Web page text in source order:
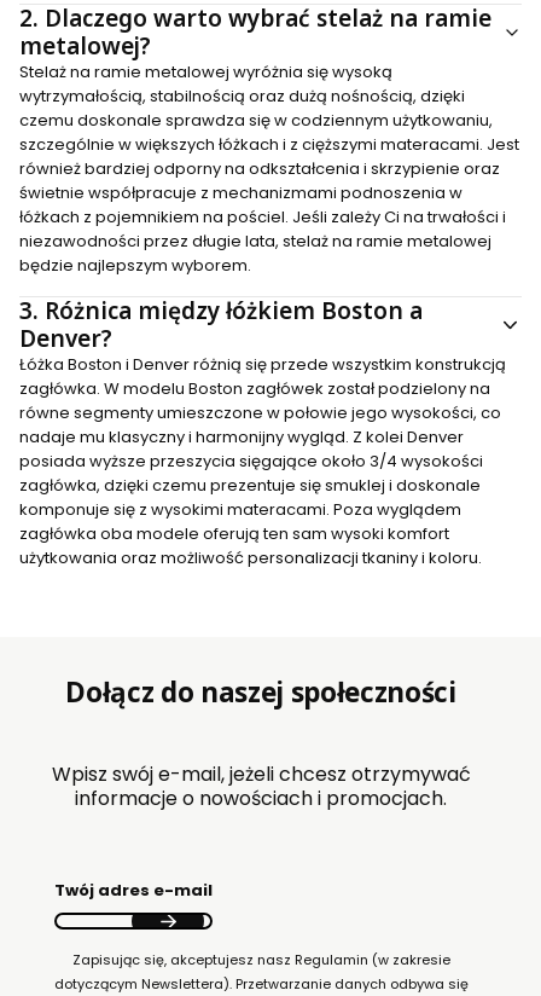
2. Dlaczego warto wybrać stelaż na ramie
metalowej?
Stelaż na ramie metalowej wyróżnia się wysoką
wytrzymałością, stabilnością oraz dużą nośnością, dzięki
czemu doskonale sprawdza się w codziennym użytkowaniu,
szczególnie w większych łóżkach i z cięższymi materacami. Jest
również bardziej odporny na odkształcenia i skrzypienie oraz
świetnie współpracuje z mechanizmami podnoszenia w
łóżkach z pojemnikiem na pościel. Jeśli zależy Ci na trwałości i
niezawodności przez długie lata, stelaż na ramie metalowej
będzie najlepszym wyborem.
3. Różnica między łóżkiem Boston a
Denver?
Łóżka Boston i Denver różnią się przede wszystkim konstrukcją
zagłówka. W modelu Boston zagłówek został podzielony na
równe segmenty umieszczone w połowie jego wysokości, co
nadaje mu klasyczny i harmonijny wygląd. Z kolei Denver
posiada wyższe przeszycia sięgające około 3/4 wysokości
zagłówka, dzięki czemu prezentuje się smuklej i doskonale
komponuje się z wysokimi materacami. Poza wyglądem
zagłówka oba modele oferują ten sam wysoki komfort
użytkowania oraz możliwość personalizacji tkaniny i koloru.
Dołącz do naszej społeczności
Wpisz swój e-mail, jeżeli chcesz otrzymywać
informacje o nowościach i promocjach.
Twój adres e-mail
Zapisując się, akceptujesz nasz Regulamin (w zakresie
dotyczącym Newslettera). Przetwarzanie danych odbywa się